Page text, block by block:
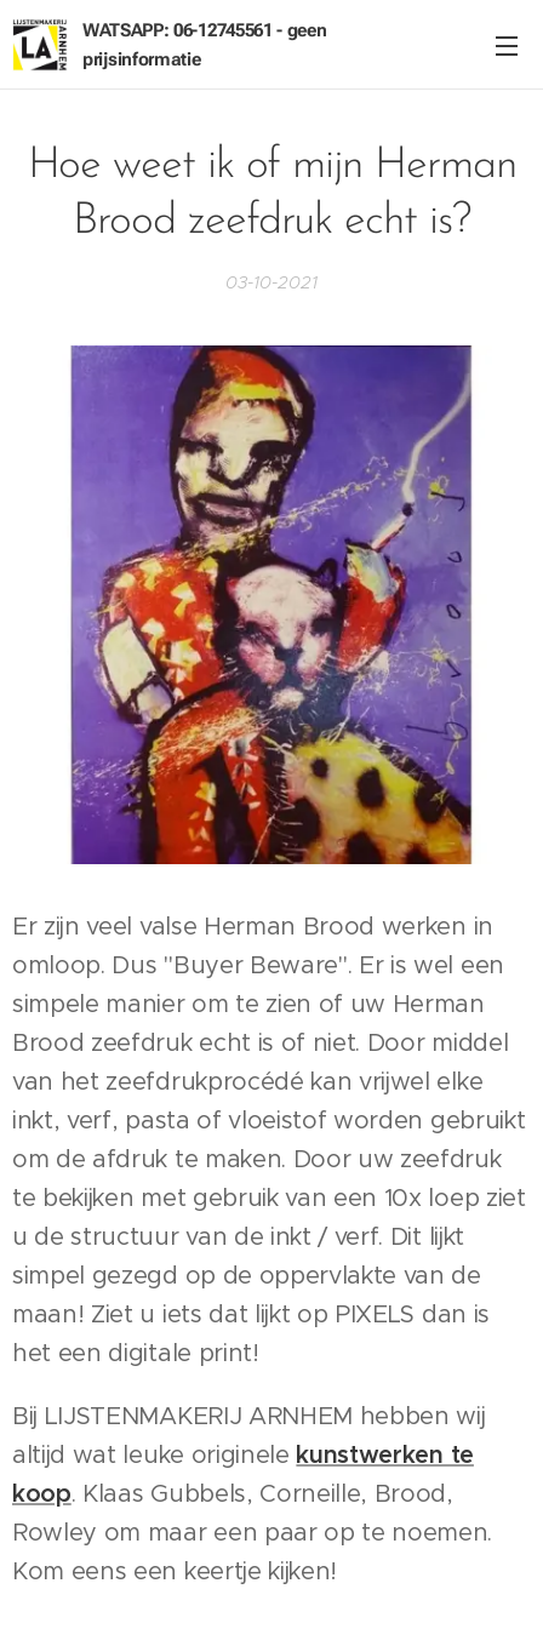
WATSAPP: 06-12745561 - geen
prijsinformatie
Hoe weet ik of mijn Herman
Brood zeefdruk echt is?
03-10-2021
Er zijn veel valse Herman Brood werken in
omloop. Dus "Buyer Beware". Er is wel een
simpele manier om te zien of uw Herman
Brood zeefdruk echt is of niet. Door middel
van het zeefdrukprocédé kan vrijwel elke
inkt, verf, pasta of vloeistof worden gebruikt
om de afdruk te maken. Door uw zeefdruk
te bekijken met gebruik van een 10x loep ziet
u de structuur van de inkt / verf. Dit lijkt
simpel gezegd op de oppervlakte van de
maan! Ziet u iets dat lijkt op PIXELS dan is
het een digitale print!
Bij LIJSTENMAKERIJ ARNHEM hebben wij
altijd wat leuke originele kunstwerken te
koop. Klaas Gubbels, Corneille, Brood,
Rowley om maar een paar op te noemen.
Kom eens een keertje kijken!